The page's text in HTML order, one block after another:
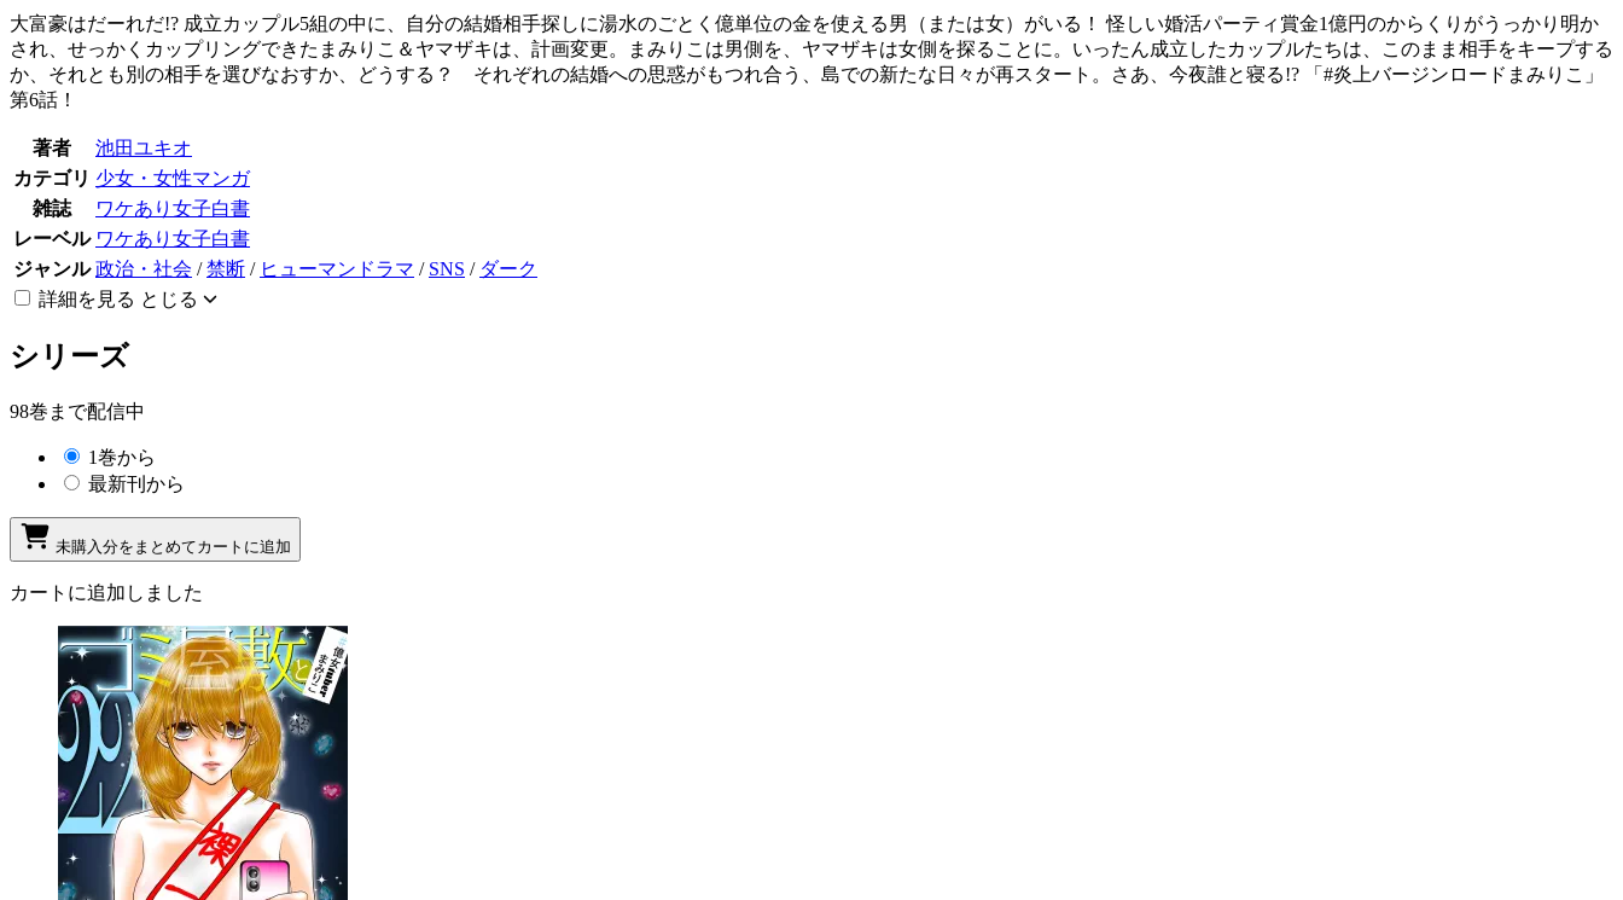
大富豪はだーれだ!? 成立カップル5組の中に、自分の結婚相手探しに湯水のごとく億単位の金を使える男（または女）がいる！ 怪しい婚活パーティ賞金1億円のからくりがうっかり明か
され、せっかくカップリングできたまみりこ＆ヤマザキは、計画変更。まみりこは男側を、ヤマザキは女側を探ることに。いったん成立したカップルたちは、このまま相手をキープする
か、それとも別の相手を選びなおすか、どうする？ それぞれの結婚への思惑がもつれ合う、島での新たな日々が再スタート。さあ、今夜誰と寝る!? 「#炎上バージンロードまみりこ」
第6話！
著者
池田ユキオ
カテゴリ 少女・女性マンガ
雑誌
ワケあり女子白書
レーベル ワケあり女子白書
ジャンル 政治・社会 /禁断 / ヒューマンドラマ / SNS / ダーク
詳細を見る とじる
シリーズ
98巻まで配信中
1巻から
最新刊から
未購入分をまとめてカートに追加
カートに追加しました